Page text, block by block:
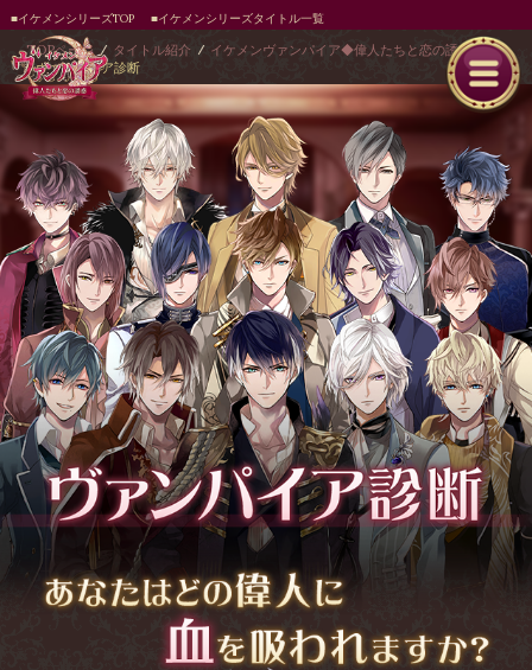
■イケメンシリーズTOP ■イケメンシリーズタイトル一覧
TOPページ タイトル紹介
イケメンヴァンパイア◆偉人たちと恋の誘惑
ヴァンパイア診断